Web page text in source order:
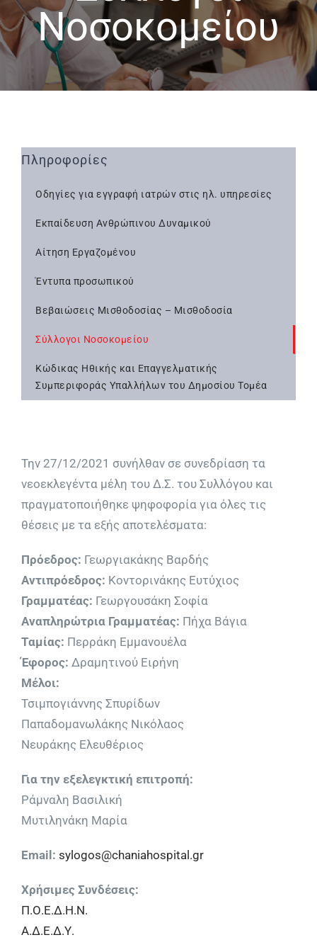
Νοσοκομείου
Πληροφορίες
Οδηγίες για εγγραφή ιατρών στις ηλ. υπηρεσίες
Εκπαίδευση Ανθρώπινου Δυναμικού
Αίτηση Εργαζομένου
Έντυπα προσωπικού
Βεβαιώσεις Μισθοδοσίας – Μισθοδοσία
Σύλλογοι Νοσοκομείου
Κώδικας Ηθικής και Επαγγελματικής
Συμπεριφοράς Υπαλλήλων του Δημοσίου Τομέα
Την 27/12/2021 συνήλθαν σε συνεδρίαση τα
νεοεκλεγέντα μέλη του Δ.Σ. του Συλλόγου και
πραγματοποιήθηκε ψηφοφορία για όλες τις
θέσεις με τα εξής αποτελέσματα:
Πρόεδρος: Γεωργιακάκης Βαρδής
Αντιπρόεδρος: Κοντορινάκης Ευτύχιος
Γραμματέας: Γεωργουσάκη Σοφία
Αναπληρώτρια Γραμματέας: Πήχα Βάγια
Ταμίας: Περράκη Εμμανουέλα
Έφορος: Δραμητινού Ειρήνη
Μέλοι:
Τσιμπογιάννης Σπυρίδων
Παπαδομανωλάκης Νικόλαος
Νευράκης Ελευθέριος
Για την εξελεγκτική επιτροπή:
Ράμναλη Βασιλική
Μυτιληνάκη Μαρία
Email: sylogos@chaniahospital.gr
Χρήσιμες Συνδέσεις:
Π.Ο.Ε.Δ.Η.Ν.
Α.Δ.Ε.Δ.Υ.